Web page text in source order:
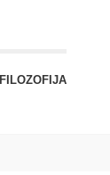
FILOZOFIJA